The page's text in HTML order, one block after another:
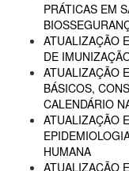
PRÁTICAS EM
ATUALIZAÇÃO
DE
ATUALIZAÇÃO
BÁSICOS,
CALENDÁRIO
ATUALIZAÇÃO
HUMANA
ATUALIZAÇÃO